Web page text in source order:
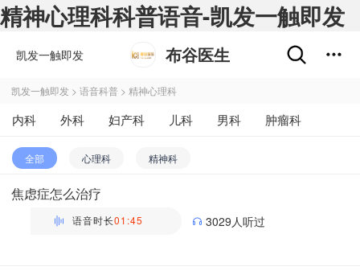
精神心理科科普语音-凯发一触即发
凯发一触即发 布谷医生
凯发一触即发 > 语音科普 > 精神心理科
内科 外科 妇产科 儿科 男科
肿瘤科
不孕不育
五官科 精神心理科
全部 心理科 精神科
焦虑症怎么治疗
语音时长01:45 3029人听过